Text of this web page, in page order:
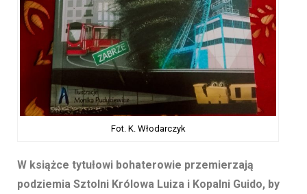
Fot. K. Włodarczyk
W książce tytułowi bohaterowie przemierzają
podziemia Sztolni Królowa Luiza i Kopalni Guido, by